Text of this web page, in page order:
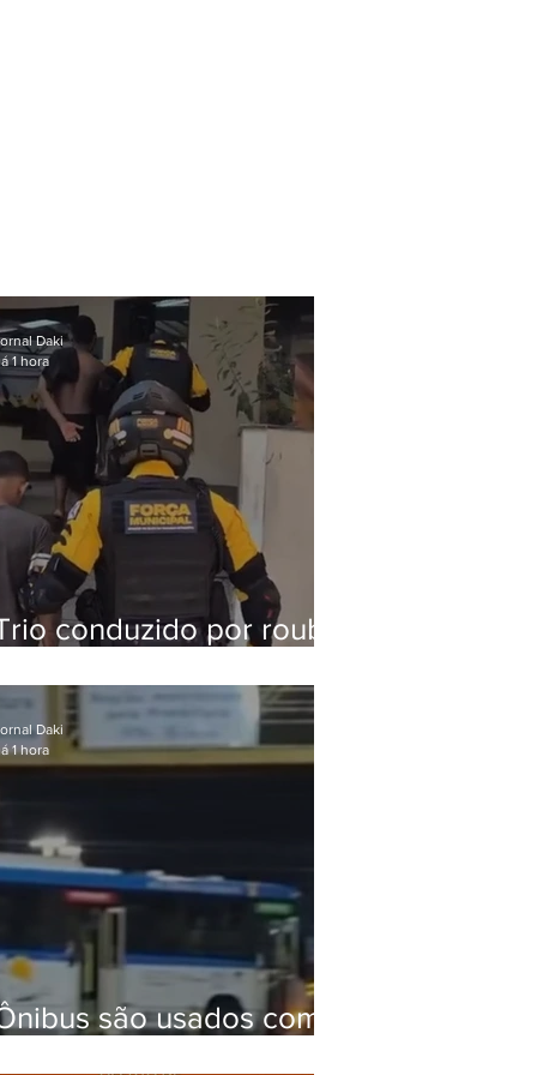
conduzido por roubo
37 passagens
Daki
1 hora
são usados como
Daki
1 hora